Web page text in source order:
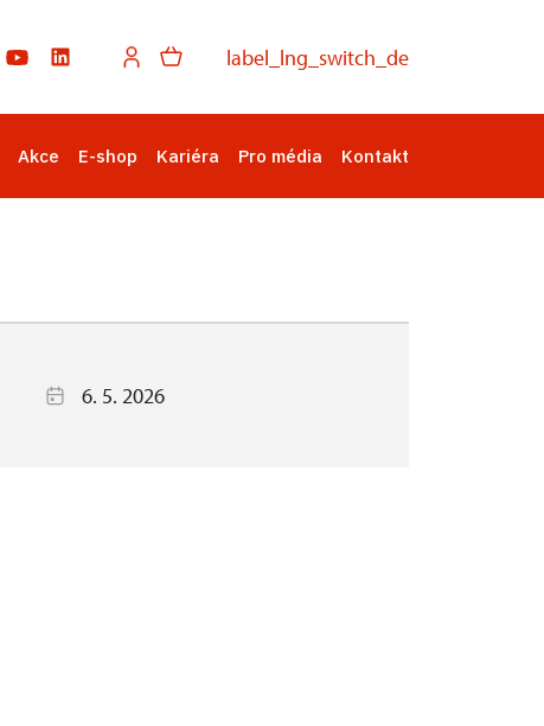
label_lng_switch_de
Akce E-shop Kariéra Pro média Kontakt
6. 5. 2026